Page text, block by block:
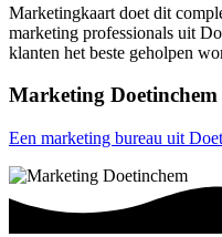
Marketingkaart doet dit
marketing professionals uit
klanten het beste geholpen
Marketing Doetinchem
Een marketing bureau uit